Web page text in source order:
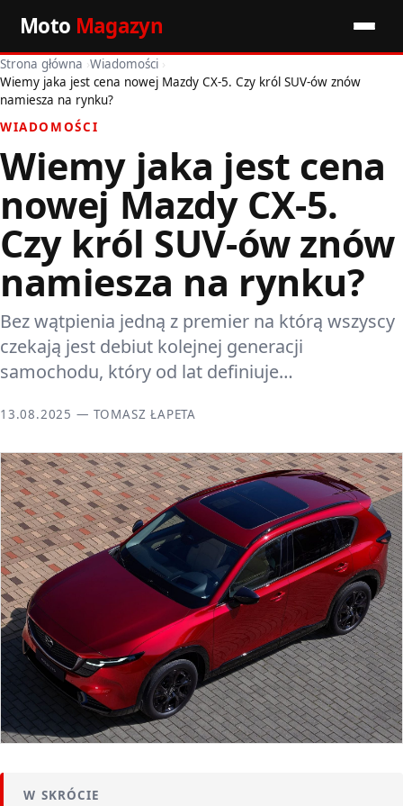
Moto Magazyn
Start
Wiadomości
Premiery
Porady motoryzacyjne
Pozostałe artykuły
Strona główna ›Wiadomości ›
Wiemy jaka jest cena nowej Mazdy CX-5. Czy król SUV-ów znów
namiesza na rynku?
WIADOMOŚCI
Wiemy jaka jest cena
nowej Mazdy CX-5.
Czy król SUV-ów znów
namiesza na rynku?
Bez wątpienia jedną z premier na którą wszyscy
czekają jest debiut kolejnej generacji
samochodu, który od lat definiuje…
13.08.2025 — TOMASZ ŁAPETA
W SKRÓCIE